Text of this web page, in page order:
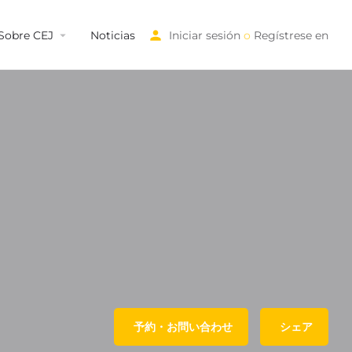
CEJ Noticias Iniciar sesión o Regístrese en
予約・お問い合わせ シェア